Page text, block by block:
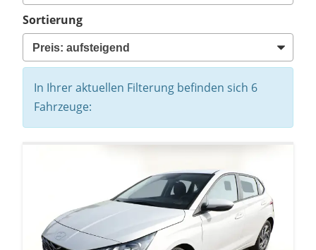
Sortierung
In Ihrer aktuellen Filterung befinden sich 6
Fahrzeuge: